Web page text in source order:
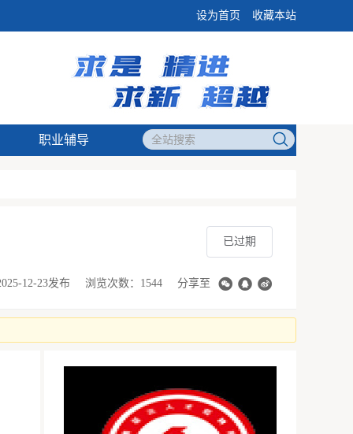
设为首页 收藏本站
职业辅导
已过期
12-23发布 浏览次数：1544 分享至